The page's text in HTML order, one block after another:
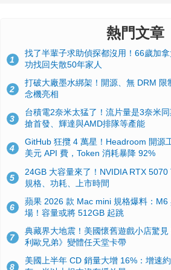
熱門文章
1
找了半輩子求助偵探都沒用！66歲加
功找回失散50年家人
2
打破大廠墨水綁架！開源、無 DRM
念機亮相
3
台積電2奈米太猛了！流片量是3奈米
搶首發、輝達與AMD排隊等產能
4
GitHub 狂攬 4 萬星！Headroom 開源
美元 API 費，Token 消耗暴降 92%
5
24GB 大容量來了！NVIDIA RTX 5070
規格、功耗、上市時間
6
蘋果 2026 款 Mac mini 規格爆料：M6
場！容量或將 512GB 起跳
7
典藏界大地震！美國懷舊遊戲小店驚
利歐兄弟》變體任天堂卡帶
8
美國上半年 CD 銷量大增 16%：增速